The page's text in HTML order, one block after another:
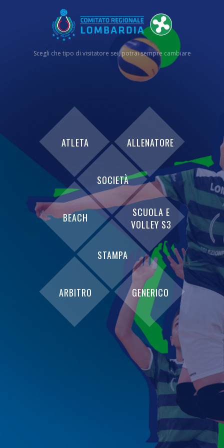
Scegli che tipo di visitatore sei, potrai sempre cambiare
GENERICO
ALLENATORE
SOCIETÀ
BEACH
STAMPA
ARBITRO
ATLETA
SCUOLA E
VOLLEY S3